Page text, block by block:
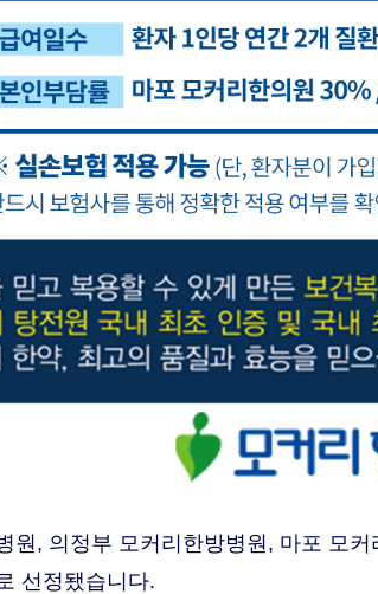
원, 의정부 모커리한방병원, 마포 모
선정됐습니다.